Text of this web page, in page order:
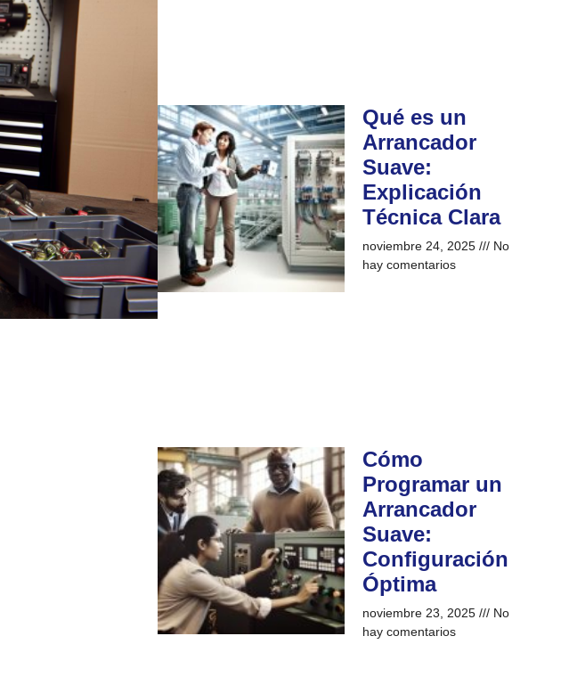
Qué es un
Arrancador
Suave:
Explicación
Técnica Clara
noviembre 24, 2025
No
hay comentarios
Cómo
Programar un
Arrancador
Suave:
Configuración
Óptima
noviembre 23, 2025
No
hay comentarios